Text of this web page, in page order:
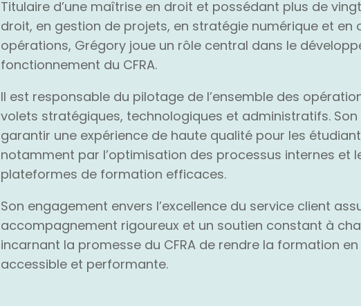
Titulaire d’une maîtrise en droit et possédant plus de
droit, en gestion de projets, en stratégie numérique et en
opérations, Grégory joue un rôle central dans le
fonctionnement du CFRA.
Il est responsable du pilotage de l’ensemble des
volets stratégiques, technologiques et administratifs.
garantir une expérience de haute qualité pour les
notamment par l’optimisation des processus internes et
plateformes de formation efficaces.
Son engagement envers l’excellence du service client
accompagnement rigoureux et un soutien constant à
incarnant la promesse du CFRA de rendre la formation en
accessible et performante.